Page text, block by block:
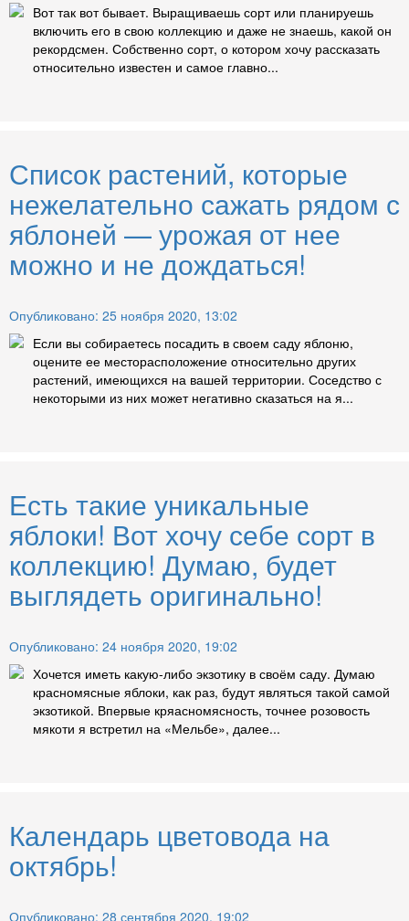
Вот так вот бывает. Выращиваешь сорт или планируешь
включить его в свою коллекцию и даже не знаешь, какой он
рекордсмен. Собственно сорт, о котором хочу рассказать
относительно известен и самое главно...
Список растений, которые
нежелательно сажать рядом с
яблоней — урожая от нее
можно и не дождаться!
Опубликовано: 25 ноября 2020, 13:02
Если вы собираетесь посадить в своем саду яблоню,
оцените ее месторасположение относительно других
растений, имеющихся на вашей территории. Соседство с
некоторыми из них может негативно сказаться на я...
Есть такие уникальные
яблоки! Вот хочу себе сорт в
коллекцию! Думаю, будет
выглядеть оригинально!
Опубликовано: 24 ноября 2020, 19:02
Хочется иметь какую-либо экзотику в своём саду. Думаю
красномясные яблоки, как раз, будут являться такой самой
экзотикой. Впервые кряасномясность, точнее розовость
мякоти я встретил на «Мельбе», далее...
Календарь цветовода на
октябрь!
Опубликовано: 28 сентября 2020, 19:02